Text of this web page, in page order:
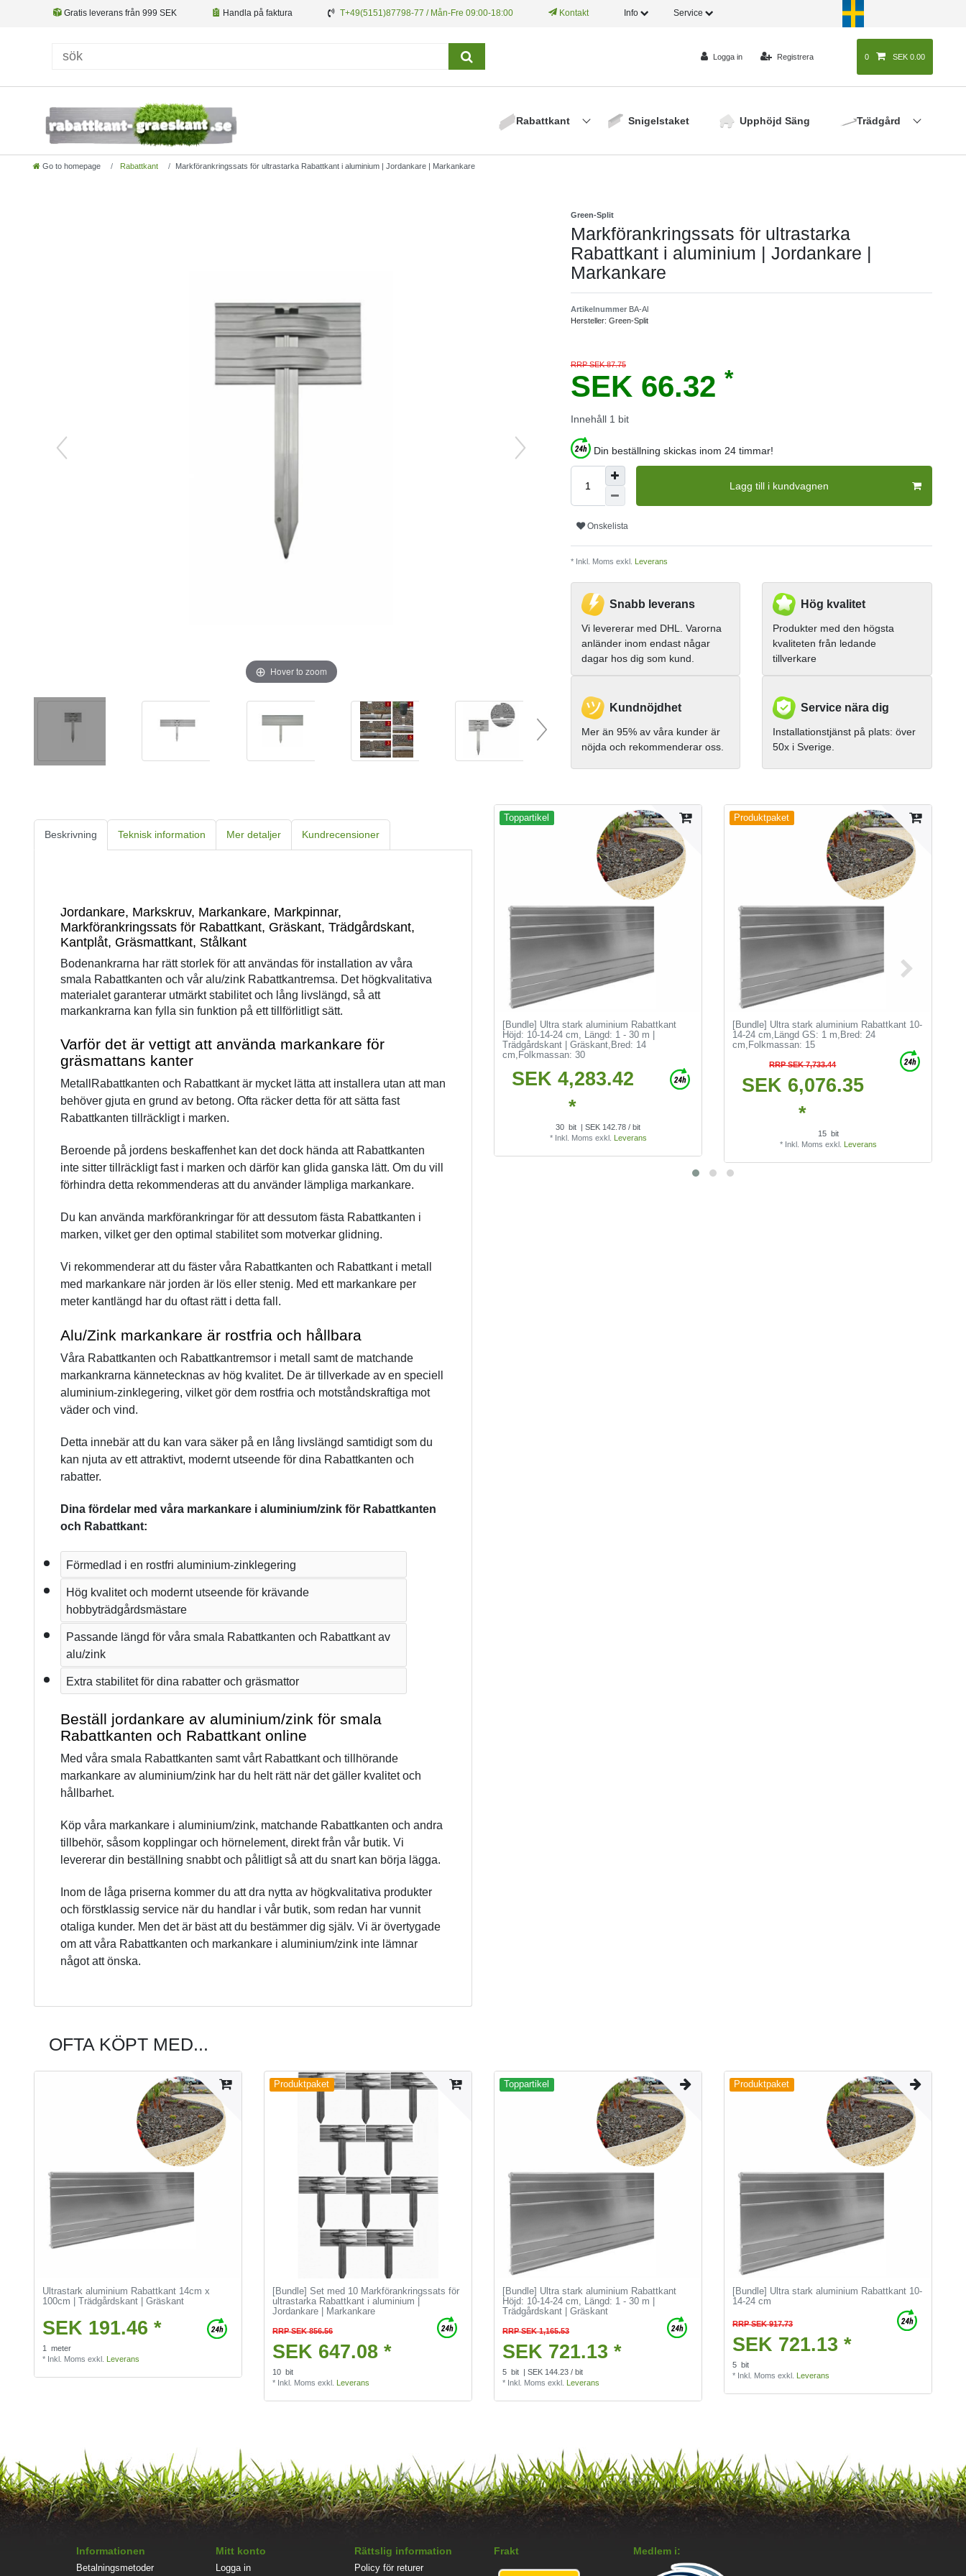
Gratis leverans från 999 SEK Handla på faktura T+49(5151)87798-77 / Mån-Fre 09:00-18:00 Kontakt Info Service
Logga in Registrera 0 SEK 0.00
Rabattkant Snigelstaket Upphöjd Säng Trädgård
Go to homepage Rabattkant Markförankringssats för ultrastarka Rabattkant i aluminium | Jordankare | Markankare
Hover to zoom
Green-Split
Markförankringssats för ultrastarka
Rabattkant i aluminium | Jordankare |
Markankare
Artikelnummer BA-Al
Hersteller: Green-Split
RRP SEK 87.75
SEK 66.32 *
Innehåll 1 bit
Din beställning skickas inom 24 timmar!
Lagg till i kundvagnen
Onskelista
* Inkl. Moms exkl. Leverans
Snabb leverans
Vi levererar med DHL. Varorna
anländer inom endast någar
dagar hos dig som kund.
Hög kvalitet
Produkter med den högsta
kvaliteten från ledande
tillverkare
Kundnöjdhet
Mer än 95% av våra kunder är
nöjda och rekommenderar oss.
Service nära dig
Installationstjänst på plats: över
50x i Sverige.
Beskrivning Teknisk information Mer detaljer Kundrecensioner
Jordankare, Markskruv, Markankare, Markpinnar,
Markförankringssats för Rabattkant, Gräskant, Trädgårdskant,
Kantplåt, Gräsmattkant, Stålkant
Bodenankrarna har rätt storlek för att användas för installation av våra
smala Rabattkanten och vår alu/zink Rabattkantremsa. Det högkvalitativa
materialet garanterar utmärkt stabilitet och lång livslängd, så att
markankrarna kan fylla sin funktion på ett tillförlitligt sätt.
Varför det är vettigt att använda markankare för
gräsmattans kanter
MetallRabattkanten och Rabattkant är mycket lätta att installera utan att man
behöver gjuta en grund av betong. Ofta räcker detta för att sätta fast
Rabattkanten tillräckligt i marken.
Beroende på jordens beskaffenhet kan det dock hända att Rabattkanten
inte sitter tillräckligt fast i marken och därför kan glida ganska lätt. Om du vill
förhindra detta rekommenderas att du använder lämpliga markankare.
Du kan använda markförankringar för att dessutom fästa Rabattkanten i
marken, vilket ger den optimal stabilitet som motverkar glidning.
Vi rekommenderar att du fäster våra Rabattkanten och Rabattkant i metall
med markankare när jorden är lös eller stenig. Med ett markankare per
meter kantlängd har du oftast rätt i detta fall.
Alu/Zink markankare är rostfria och hållbara
Våra Rabattkanten och Rabattkantremsor i metall samt de matchande
markankrarna kännetecknas av hög kvalitet. De är tillverkade av en speciell
aluminium-zinklegering, vilket gör dem rostfria och motståndskraftiga mot
väder och vind.
Detta innebär att du kan vara säker på en lång livslängd samtidigt som du
kan njuta av ett attraktivt, modernt utseende för dina Rabattkanten och
rabatter.
Dina fördelar med våra markankare i aluminium/zink för Rabattkanten
och Rabattkant:
Förmedlad i en rostfri aluminium-zinklegering
Hög kvalitet och modernt utseende för krävande
hobbyträdgårdsmästare
Passande längd för våra smala Rabattkanten och Rabattkant av
alu/zink
Extra stabilitet för dina rabatter och gräsmattor
Beställ jordankare av aluminium/zink för smala
Rabattkanten och Rabattkant online
Med våra smala Rabattkanten samt vårt Rabattkant och tillhörande
markankare av aluminium/zink har du helt rätt när det gäller kvalitet och
hållbarhet.
Köp våra markankare i aluminium/zink, matchande Rabattkanten och andra
tillbehör, såsom kopplingar och hörnelement, direkt från vår butik. Vi
levererar din beställning snabbt och pålitligt så att du snart kan börja lägga.
Inom de låga priserna kommer du att dra nytta av högkvalitativa produkter
och förstklassig service när du handlar i vår butik, som redan har vunnit
otaliga kunder. Men det är bäst att du bestämmer dig själv. Vi är övertygade
om att våra Rabattkanten och markankare i aluminium/zink inte lämnar
något att önska.
Toppartikel
[Bundle] Ultra stark aluminium Rabattkant
Höjd: 10-14-24 cm, Längd: 1 - 30 m |
Trädgårdskant | Gräskant,Bred: 14
cm,Folkmassan: 30
SEK 4,283.42
*
30 bit
| SEK 142.78 / bit
* Inkl. Moms exkl. Leverans
Produktpaket
[Bundle] Ultra stark aluminium Rabattkant 10-
14-24 cm,Längd GS: 1 m,Bred: 24
cm,Folkmassan: 15
RRP SEK 7,733.44
SEK 6,076.35
*
15 bit
* Inkl. Moms exkl. Leverans
OFTA KÖPT MED...
Ultrastark aluminium Rabattkant 14cm x
100cm | Trädgårdskant | Gräskant
SEK 191.46 *
1 meter
* Inkl. Moms exkl. Leverans
Produktpaket
[Bundle] Set med 10 Markförankringssats för
ultrastarka Rabattkant i aluminium |
Jordankare | Markankare
RRP SEK 856.56
SEK 647.08 *
10 bit
* Inkl. Moms exkl. Leverans
Toppartikel
[Bundle] Ultra stark aluminium Rabattkant
Höjd: 10-14-24 cm, Längd: 1 - 30 m |
Trädgårdskant | Gräskant
RRP SEK 1,165.53
SEK 721.13 *
5 bit
| SEK 144.23 / bit
* Inkl. Moms exkl. Leverans
Produktpaket
[Bundle] Ultra stark aluminium Rabattkant 10-
14-24 cm
RRP SEK 917.73
SEK 721.13 *
5 bit
* Inkl. Moms exkl. Leverans
Informationen
Betalningsmetoder
Mitt konto
Logga in
Rättslig information
Policy för returer
Frakt Medlem i: